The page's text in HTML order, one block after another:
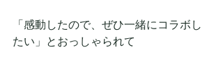
「感動したので、ぜひ一緒にコラボし
たい」とおっしゃられて